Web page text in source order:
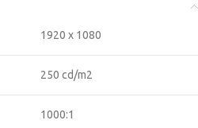
1920 x 1080
250 cd/m2
1000:1